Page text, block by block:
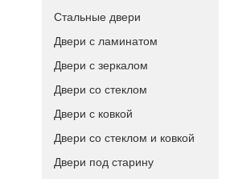
Стальные двери
Двери с ламинатом
Двери с зеркалом
Двери со стеклом
Двери с ковкой
Двери со стеклом и ковкой
Двери под старину